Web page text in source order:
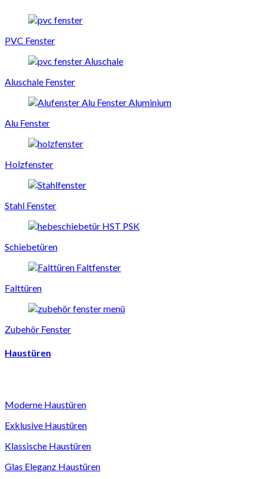
PVC Fenster
Aluschale Fenster
Alu Fenster
Holzfenster
Stahl Fenster
Schiebetüren
Falttüren
Zubehör Fenster
Haustüren
Moderne Haustüren
Exklusive Haustüren
Klassische Haustüren
Glas Eleganz Haustüren